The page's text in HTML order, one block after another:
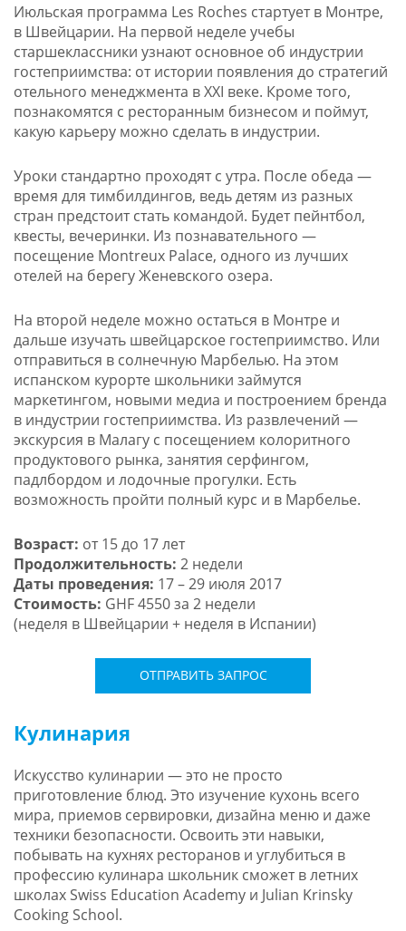
Июльская программа Les Roches стартует в Монтре,
в Швейцарии. На первой неделе учебы
старшеклассники узнают основное об индустрии
гостеприимства: от истории появления до стратегий
отельного менеджмента в XXI веке. Кроме того,
познакомятся с ресторанным бизнесом и поймут,
какую карьеру можно сделать в индустрии.
Уроки стандартно проходят с утра. После обеда —
время для тимбилдингов, ведь детям из разных
стран предстоит стать командой. Будет пейнтбол,
квесты, вечеринки. Из познавательного —
посещение Montreux Palace, одного из лучших
отелей на берегу Женевского озера.
На второй неделе можно остаться в Монтре и
дальше изучать швейцарское гостеприимство. Или
отправиться в солнечную Марбелью. На этом
испанском курорте школьники займутся
маркетингом, новыми медиа и построением бренда
в индустрии гостеприимства. Из развлечений —
экскурсия в Малагу с посещением колоритного
продуктового рынка, занятия серфингом,
падлбордом и лодочные прогулки. Есть
возможность пройти полный курс и в Марбелье.
Возраст: от 15 до 17 лет
Продолжительность: 2 недели
Даты проведения: 17 – 29 июля 2017
Стоимость: GHF 4550 за 2 недели
(неделя в Швейцарии + неделя в Испании)
ОТПРАВИТЬ ЗАПРОС
Кулинария
Искусство кулинарии — это не просто
приготовление блюд. Это изучение кухонь всего
мира, приемов сервировки, дизайна меню и даже
техники безопасности. Освоить эти навыки,
побывать на кухнях ресторанов и углубиться в
профессию кулинара школьник сможет в летних
школах Swiss Education Academy и Julian Krinsky
Cooking School.